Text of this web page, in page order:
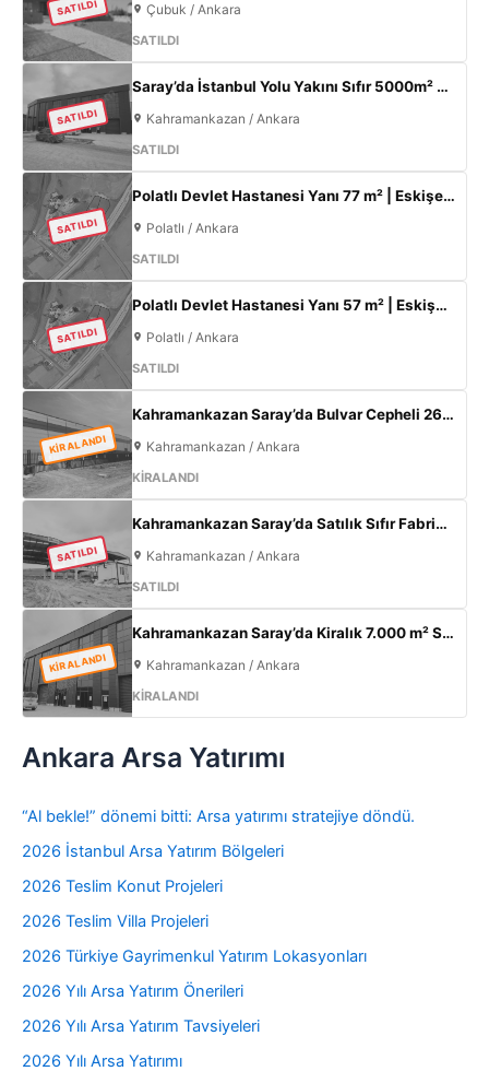
SATILDI Çubuk / Ankara
SATILDI
SATILDI
Saray’da İstanbul Yolu Yakını Sıfır 5000m² Fabrika | 300KW & 800m² Ofis
Kahramankazan / Ankara
SATILDI
SATILDI
Polatlı Devlet Hastanesi Yanı 77 m² | Eskişehir Yolu Cepheli | Ticari+Konut İmarlı Arsa
Polatlı / Ankara
SATILDI
SATILDI
Polatlı Devlet Hastanesi Yanı 57 m² | Eskişehir Yolu Cepheli | Ticari+Konut İmarlı Arsa
Polatlı / Ankara
SATILDI
KİRALANDI
Kahramankazan Saray’da Bulvar Cepheli 2600 m² Kiralık Fabrika | 400 KW Enerji | Ofisli Üretim Tesisi
Kahramankazan / Ankara
KİRALANDI
SATILDI
Kahramankazan Saray’da Satılık Sıfır Fabrika | 11 m Tavan | 200 KW
Kahramankazan / Ankara
SATILDI
KİRALANDI
Kahramankazan Saray’da Kiralık 7.000 m² Sıfır Fabrika | 2.000 m² Açık Alan | 300 KW
Kahramankazan / Ankara
KİRALANDI
Ankara Arsa Yatırımı
“Al bekle!” dönemi bitti: Arsa yatırımı stratejiye döndü.
2026 İstanbul Arsa Yatırım Bölgeleri
2026 Teslim Konut Projeleri
2026 Teslim Villa Projeleri
2026 Türkiye Gayrimenkul Yatırım Lokasyonları
2026 Yılı Arsa Yatırım Önerileri
2026 Yılı Arsa Yatırım Tavsiyeleri
2026 Yılı Arsa Yatırımı